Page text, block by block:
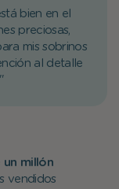
bien en el
preciosas,
mis sobrinos
al detalle
un millón
vendidos